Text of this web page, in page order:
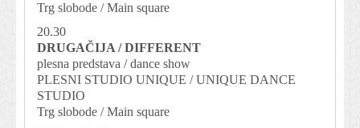
Trg slobode / Main square
20.30
DRUGAČIJA / DIFFERENT
plesna predstava / dance show
PLESNI STUDIO UNIQUE / UNIQUE DANCE
STUDIO
Trg slobode / Main square